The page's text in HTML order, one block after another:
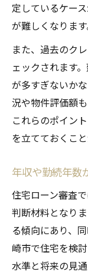
定しているケー
が難しくなります
また、過去のク
ェックされます
が多すぎないか
況や物件評価額
これらのポイン
を立てておくこ
年収や勤続年数
住宅ローン審査
判断材料となり
る傾向にあり、
崎市で住宅を検
水準と将来の見